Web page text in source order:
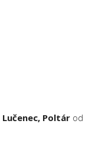
Lučenec, Poltár od